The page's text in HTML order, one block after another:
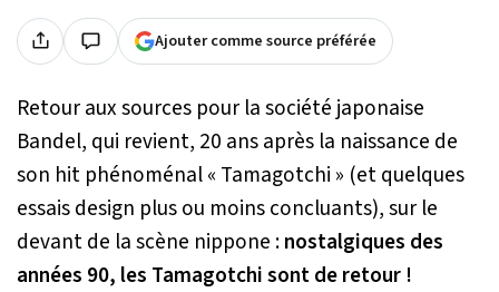
Ajouter comme source préférée
Retour aux sources pour la société japonaise
Bandel, qui revient, 20 ans après la naissance de
son hit phénoménal « Tamagotchi » (et quelques
essais design plus ou moins concluants), sur le
devant de la scène nippone :nostalgiques des
années 90, les Tamagotchi sont de retour !